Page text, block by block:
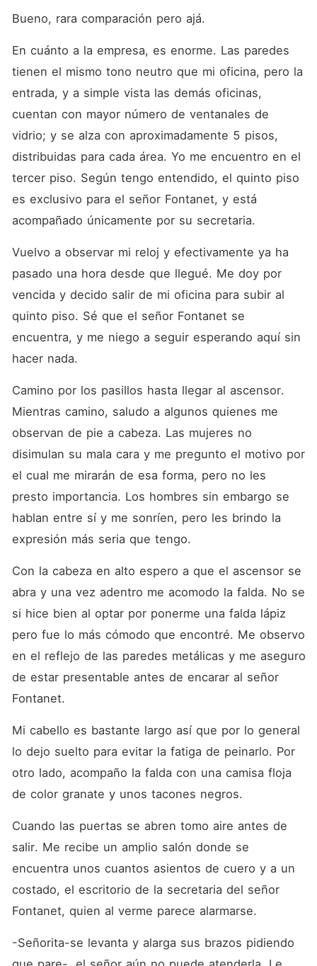
Bueno, rara comparación pero ajá.
En cuánto a la empresa, es enorme. Las paredes
tienen el mismo tono neutro que mi oficina, pero la
entrada, y a simple vista las demás oficinas,
cuentan con mayor número de ventanales de
vidrio; y se alza con aproximadamente 5 pisos,
distribuidas para cada área. Yo me encuentro en el
tercer piso. Según tengo entendido, el quinto piso
es exclusivo para el señor Fontanet, y está
acompañado únicamente por su secretaria.
Vuelvo a observar mi reloj y efectivamente ya ha
pasado una hora desde que llegué. Me doy por
vencida y decido salir de mi oficina para subir al
quinto piso. Sé que el señor Fontanet se
encuentra, y me niego a seguir esperando aquí sin
hacer nada.
Camino por los pasillos hasta llegar al ascensor.
Mientras camino, saludo a algunos quienes me
observan de pie a cabeza. Las mujeres no
disimulan su mala cara y me pregunto el motivo por
el cual me mirarán de esa forma, pero no les
presto importancia. Los hombres sin embargo se
hablan entre sí y me sonríen, pero les brindo la
expresión más seria que tengo.
Con la cabeza en alto espero a que el ascensor se
abra y una vez adentro me acomodo la falda. No se
si hice bien al optar por ponerme una falda lápiz
pero fue lo más cómodo que encontré. Me observo
en el reflejo de las paredes metálicas y me aseguro
de estar presentable antes de encarar al señor
Fontanet.
Mi cabello es bastante largo así que por lo general
lo dejo suelto para evitar la fatiga de peinarlo. Por
otro lado, acompaño la falda con una camisa floja
de color granate y unos tacones negros.
Cuando las puertas se abren tomo aire antes de
salir. Me recibe un amplio salón donde se
encuentra unos cuantos asientos de cuero y a un
costado, el escritorio de la secretaria del señor
Fontanet, quien al verme parece alarmarse.
-Señorita-se levanta y alarga sus brazos pidiendo